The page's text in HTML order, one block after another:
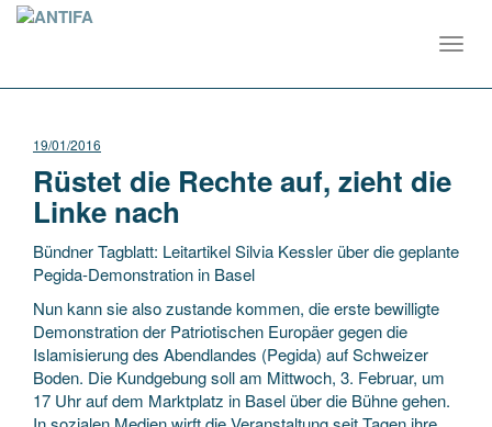
19/01/2016
Rüstet die Rechte auf, zieht die
Linke nach
Bündner Tagblatt: Leitartikel Silvia Kessler über die geplante
Pegida-Demonstration in Basel
Nun kann sie also zustande kommen, die erste bewilligte
Demonstration der Patriotischen Europäer gegen die
Islamisierung des Abendlandes (Pegida) auf Schweizer
Boden. Die Kundgebung soll am Mittwoch, 3. Februar, um
17 Uhr auf dem Marktplatz in Basel über die Bühne gehen.